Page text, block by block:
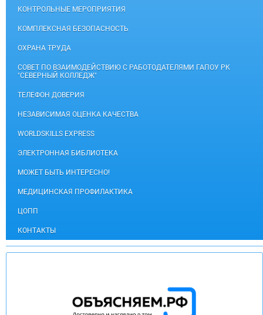
КОНТРОЛЬНЫЕ МЕРОПРИЯТИЯ
КОМПЛЕКСНАЯ БЕЗОПАСНОСТЬ
ОХРАНА ТРУДА
СОВЕТ ПО ВЗАИМОДЕЙСТВИЮ С РАБОТОДАТЕЛЯМИ ГАПОУ РК
"СЕВЕРНЫЙ КОЛЛЕДЖ"
ТЕЛЕФОН ДОВЕРИЯ
НЕЗАВИСИМАЯ ОЦЕНКА КАЧЕСТВА
WORLDSKILLS EXPRESS
ЭЛЕКТРОННАЯ БИБЛИОТЕКА
МОЖЕТ БЫТЬ ИНТЕРЕСНО!
МЕДИЦИНСКАЯ ПРОФИЛАКТИКА
ЦОПП
КОНТАКТЫ